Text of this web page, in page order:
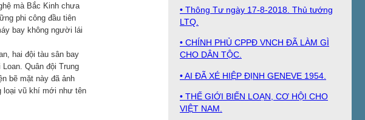
• Thông Tư ngày 17-8-2018. Thủ tướng
LTQ.
• CHÍNH PHỦ CPPĐ VNCH ĐÃ LÀM GÌ
CHO DÂN TỘC.
• AI ĐÃ XÉ HIỆP ĐỊNH GENEVE 1954.
• THẾ GIỚI BIẾN LOẠN, CƠ HỘI CHO
VIỆT NAM.
mà Bắc Kinh chưa
phi công đầu tiên
bay không người lái
hai đội tàu sân bay
Quân đội Trung
bẽ mặt này đã ảnh
loại vũ khí mới như tên